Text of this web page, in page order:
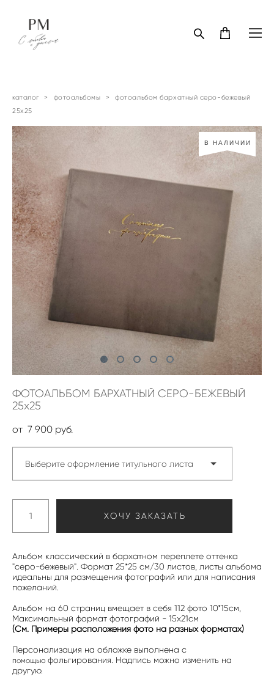
каталог > фотоальбомы >
фотоальбом бархатный серо-бежевый
25х25
В НАЛИЧИИ
ФОТОАЛЬБОМ БАРХАТНЫЙ СЕРО-БЕЖЕВЫЙ
25х25
от 7 900 pуб.
Выберите оформление титульного листа
ХОЧУ ЗАКАЗАТЬ
Альбом классический в бархатном переплете оттенка
"серо-бежевый". Формат 25*25 см/30 листов, листы альбома
идеальны для размещения фотографий или для написания
пожеланий.
Альбом на 60 страниц вмещает в себя 112 фото 10*15см,
Максимальный формат фотографий - 15х21см
(См. Примеры расположения фото на разных форматах)
Персонализация на обложке выполнена с
помощью фольгирования. Надпись можно изменить на
другую.